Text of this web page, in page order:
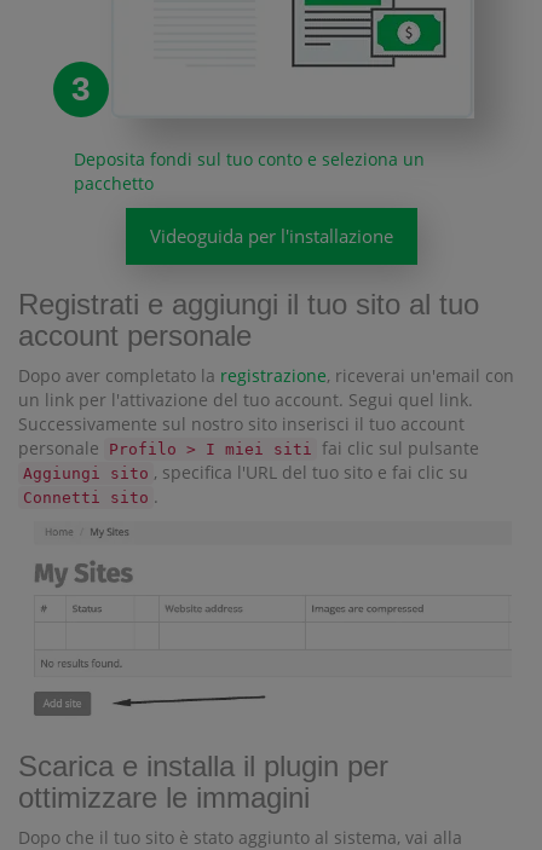
3
Deposita fondi sul tuo conto e seleziona un
pacchetto
Videoguida per l'installazione
Registrati e aggiungi il tuo sito al tuo
account personale
Dopo aver completato la registrazione, riceverai un'email con
un link per l'attivazione del tuo account. Segui quel link.
Successivamente sul nostro sito inserisci il tuo account
personale
Profilo > I miei siti fai clic sul pulsante
Aggiungi sito , specifica l'URL del tuo sito e fai clic su
Connetti sito .
Scarica e installa il plugin per
ottimizzare le immagini
Dopo che il tuo sito è stato aggiunto al sistema, vai alla